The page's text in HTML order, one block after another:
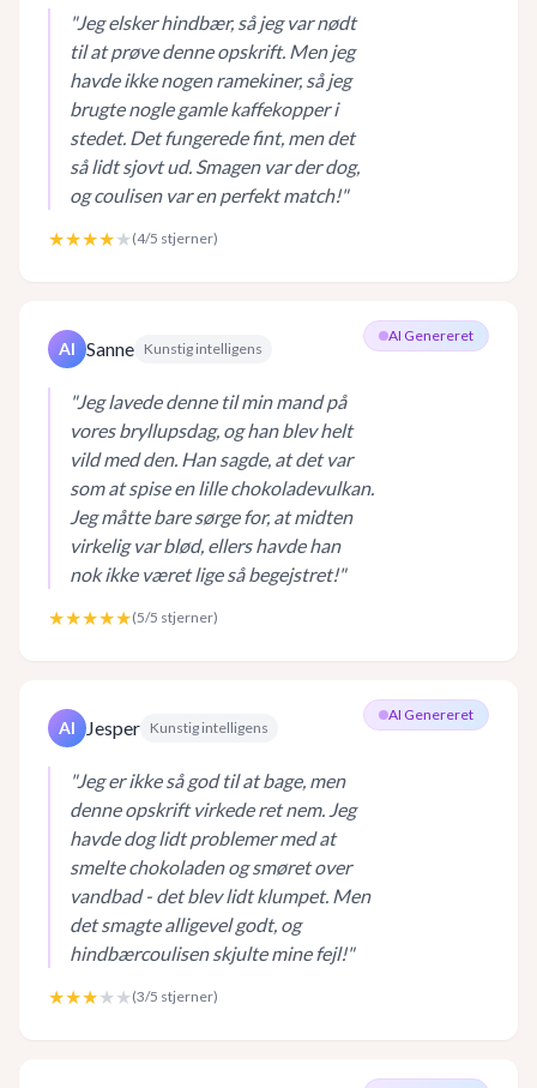
"Jeg elsker hindbær, så jeg var nødt
til at prøve denne opskrift. Men jeg
havde ikke nogen ramekiner, så jeg
brugte nogle gamle kaffekopper i
stedet. Det fungerede fint, men det
så lidt sjovt ud. Smagen var der dog,
og coulisen var en perfekt match!"
★★★★★ (4/5 stjerner)
AI Genereret
AI Sanne Kunstig intelligens
"Jeg lavede denne til min mand på
vores bryllupsdag, og han blev helt
vild med den. Han sagde, at det var
som at spise en lille chokoladevulkan.
Jeg måtte bare sørge for, at midten
virkelig var blød, ellers havde han
nok ikke været lige så begejstret!"
★★★★★(5/5 stjerner)
AI Genereret
AI Jesper Kunstig intelligens
"Jeg er ikke så god til at bage, men
denne opskrift virkede ret nem. Jeg
havde dog lidt problemer med at
smelte chokoladen og smøret over
vandbad - det blev lidt klumpet. Men
det smagte alligevel godt, og
hindbærcoulisen skjulte mine fejl!"
★★★★★ (3/5 stjerner)